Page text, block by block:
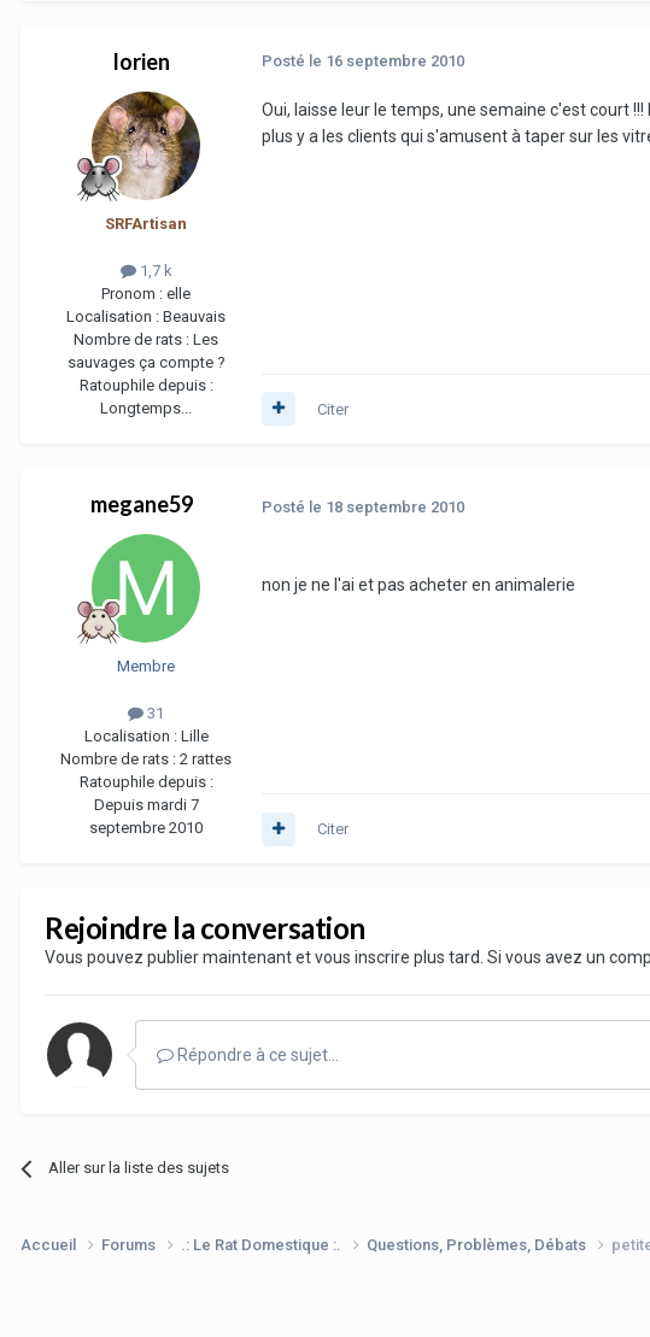
lorien
SRFArtisan
1,7 k
Pronom : elle
Localisation : Beauvais
Nombre de rats : Les
sauvages ça compte ?
Ratouphile depuis :
Longtemps...
Posté le 16 septembre 2010
Oui, laisse leur le temps, une semaine c'est court
plus y a les clients qui s'amusent à taper sur les
Citer
megane59
Membre
31
Localisation : Lille
Nombre de rats : 2 rattes
Ratouphile depuis :
Depuis mardi 7
septembre 2010
Posté le 18 septembre 2010
non je ne l'ai et pas acheter en animalerie
Citer
Rejoindre la conversation
Vous pouvez publier maintenant et vous inscrire plus tard. Si vous avez un
Répondre à ce sujet…
Aller sur la liste des sujets
Accueil Forums .: Le Rat Domestique :. Questions, Problèmes, Débats